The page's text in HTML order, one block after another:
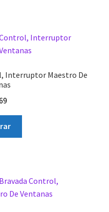
Interruptor Maestro De